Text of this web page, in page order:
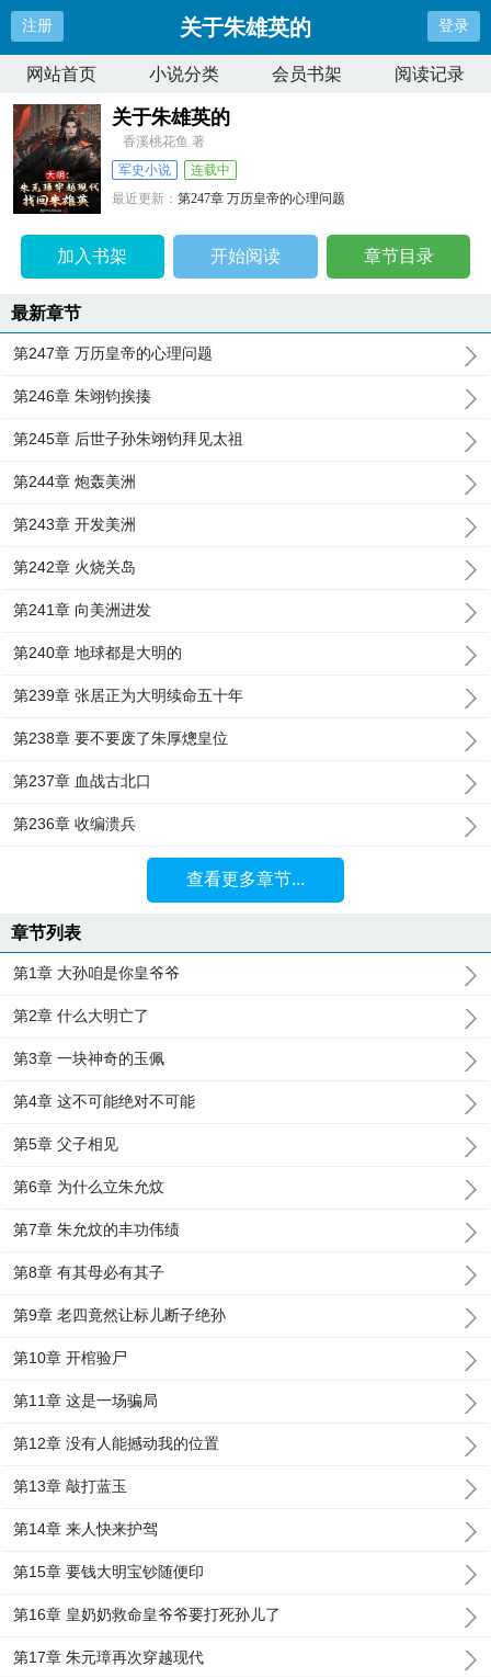
注册 关于朱雄英的 登录
网站首页 小说分类 会员书架 阅读记录
关于朱雄英的
香溪桃花鱼 著
军史小说
连载中
最近更新：第247章 万历皇帝的心理问题
加入书架 开始阅读 章节目录
最新章节
第247章 万历皇帝的心理问题
第246章 朱翊钧挨揍
第245章 后世子孙朱翊钧拜见太祖
第244章 炮轰美洲
第243章 开发美洲
第242章 火烧关岛
第241章 向美洲进发
第240章 地球都是大明的
第239章 张居正为大明续命五十年
第238章 要不要废了朱厚熜皇位
第237章 血战古北口
第236章 收编溃兵
查看更多章节...
章节列表
第1章 大孙咱是你皇爷爷
第2章 什么大明亡了
第3章 一块神奇的玉佩
第4章 这不可能绝对不可能
第5章 父子相见
第6章 为什么立朱允炆
第7章 朱允炆的丰功伟绩
第8章 有其母必有其子
第9章 老四竟然让标儿断子绝孙
第10章 开棺验尸
第11章 这是一场骗局
第12章 没有人能撼动我的位置
第13章 敲打蓝玉
第14章 来人快来护驾
第15章 要钱大明宝钞随便印
第16章 皇奶奶救命皇爷爷要打死孙儿了
第17章 朱元璋再次穿越现代